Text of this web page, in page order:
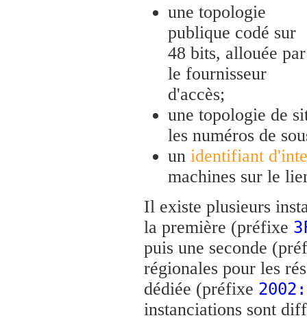
une topologie
publique codé sur
48 bits, allouée par
le fournisseur
d'accès;
une topologie de
les numéros de
un identifiant
machines sur le
Il existe plusieurs
la première (préfixe
puis une seconde
régionales pour les
dédiée (préfixe
instanciations sont